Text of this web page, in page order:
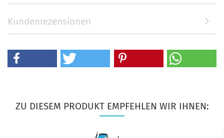
Kundenrezensionen
ZU DIESEM PRODUKT EMPFEHLEN WIR IHNEN: